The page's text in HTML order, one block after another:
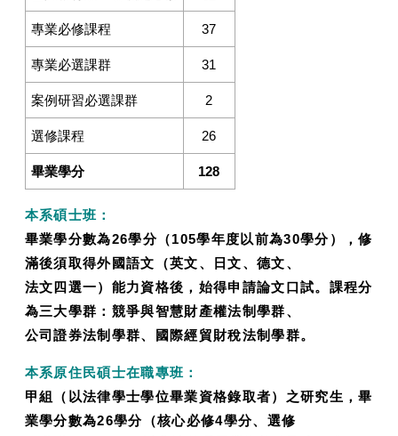
專業必修課程 37
專業必選課群 31
案例研習必選課群 2
選修課程 26
畢業學分 128
本系碩士班：
畢業學分數為26學分（105學年度以前為30學分），修
滿後須取得外國語文（英文、日文、德文、
法文四選一）能力資格後，始得申請論文口試。課程分
為三大學群：競爭與智慧財產權法制學群、
公司證券法制學群、國際經貿財稅法制學群。
本系原住民碩士在職專班：
甲組（以法律學士學位畢業資格錄取者）之研究生，畢
業學分數為26學分（核心必修4學分、選修